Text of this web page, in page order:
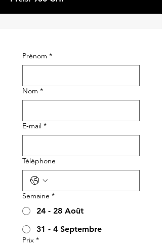
Prénom *
Nom *
E‑mail *
Téléphone
Semaine *
24 - 28 Août
31 - 4 Septembre
Prix *